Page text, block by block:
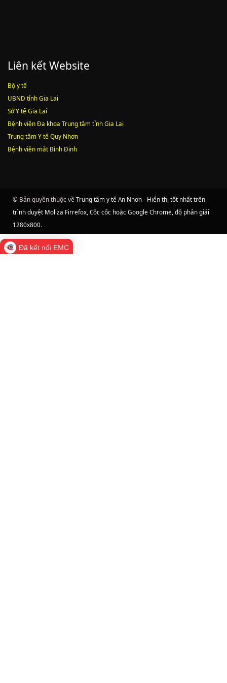
Liên kết Website
Bộ y tế
UBND tỉnh Gia Lai
Sở Y tế Gia Lai
Bệnh viện Đa khoa Trung tâm tỉnh Gia Lai
Trung tâm Y tế Quy Nhơn
Bệnh viện mắt Bình Định
© Bản quyền thuộc về Trung tâm y tế An Nhơn - Hiển thị tốt nhất trên
trình duyệt Moliza Firrefox, Cốc cốc hoặc Google Chrome, độ phân giải
1280x800.
Đã kết nối EMC